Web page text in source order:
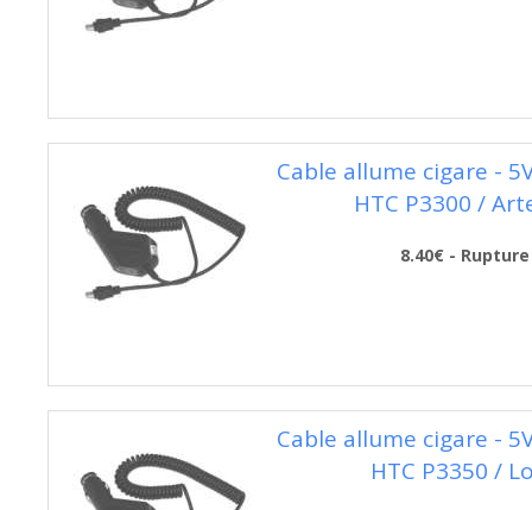
Cable allume cigare -
HTC P3300 /
8.40€ - Rupture
Cable allume cigare -
HTC P3350 /